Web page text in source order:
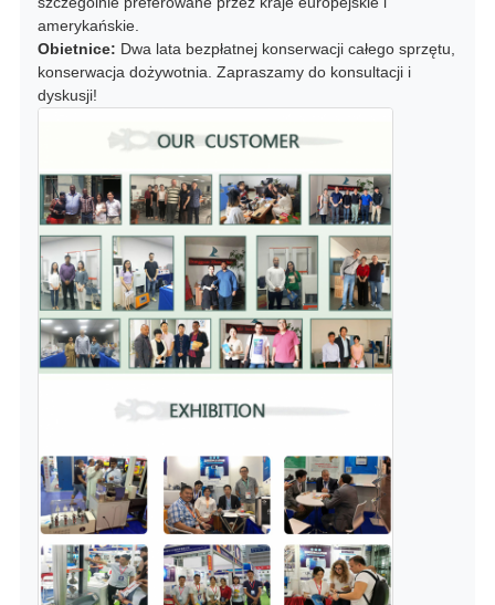
amerykańskie.
Obietnice: Dwa lata bezpłatnej konserwacji całego sprzętu,
konserwacja dożywotnia. Zapraszamy do konsultacji i
dyskusji!